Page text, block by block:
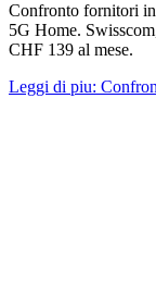
Confronto fornitori
5G Home.
CHF 139 al mese.
Leggi di piu: